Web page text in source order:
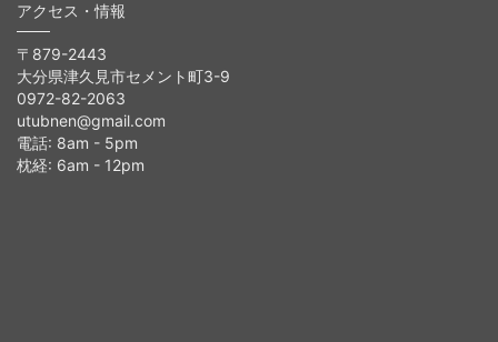
アクセス・情報
〒879-2443
大分県津久見市セメント町3-9
0972-82-2063
utubnen@gmail.com
電話: 8am - 5pm
枕経: 6am - 12pm